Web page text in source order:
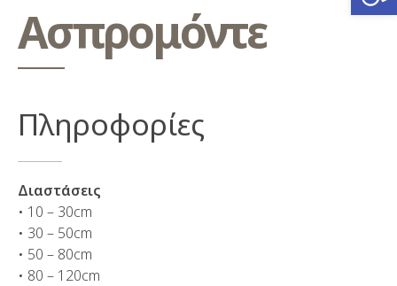
Πληροφορίες
Διαστάσεις
• 10 – 30cm
• 30 – 50cm
• 50 – 80cm
• 80 – 120cm
Ασπρομόντε